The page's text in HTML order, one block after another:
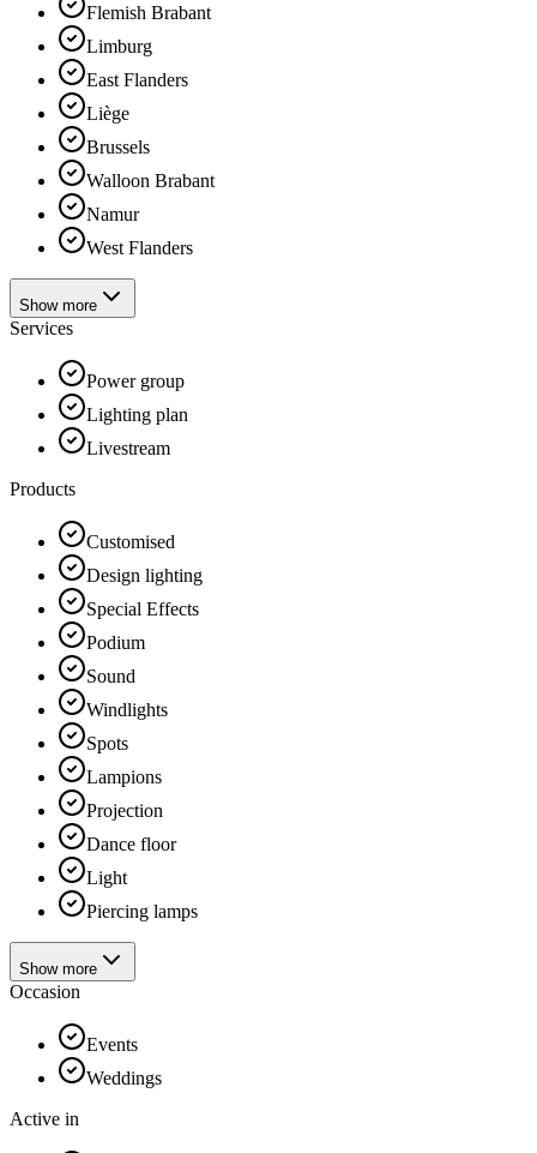
Flemish Brabant
Limburg
East Flanders
Liège
Brussels
Walloon Brabant
Namur
West Flanders
Show more
Services
Power group
Lighting plan
Livestream
Products
Customised
Design lighting
Special Effects
Podium
Sound
Windlights
Spots
Lampions
Projection
Dance floor
Light
Piercing lamps
Show more
Occasion
Events
Weddings
Active in